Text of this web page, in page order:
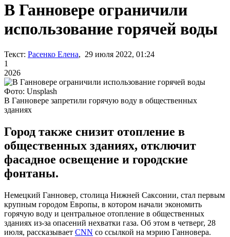
В Ганновере ограничили
использование горячей воды
Текст: Расенко Елена, 29 июля 2022, 01:24
1
2026
Фото: Unsplash
В Ганновере запретили горячую воду в общественных
зданиях
Город также снизит отопление в
общественных зданиях, отключит
фасадное освещение и городские
фонтаны.
Немецкий Ганновер, столица Нижней Саксонии, стал первым
крупным городом Европы, в котором начали экономить
горячую воду и центральное отопление в общественных
зданиях из-за опасений нехватки газа. Об этом в четверг, 28
июля, рассказывает CNN со ссылкой на мэрию Ганновера.